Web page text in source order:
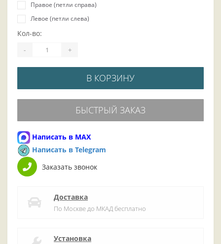
Правое (петли справа)
Левое (петли слева)
Кол-во:
- +
В КОРЗИНУ
БЫСТРЫЙ ЗАКАЗ
Написать в MAX
Написать в Telegram
Заказать звонок
Доставка
По Москве до МКАД бесплатно
Установка